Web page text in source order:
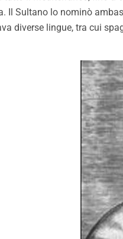
Il Sultano lo nominò
diverse lingue, tra cui